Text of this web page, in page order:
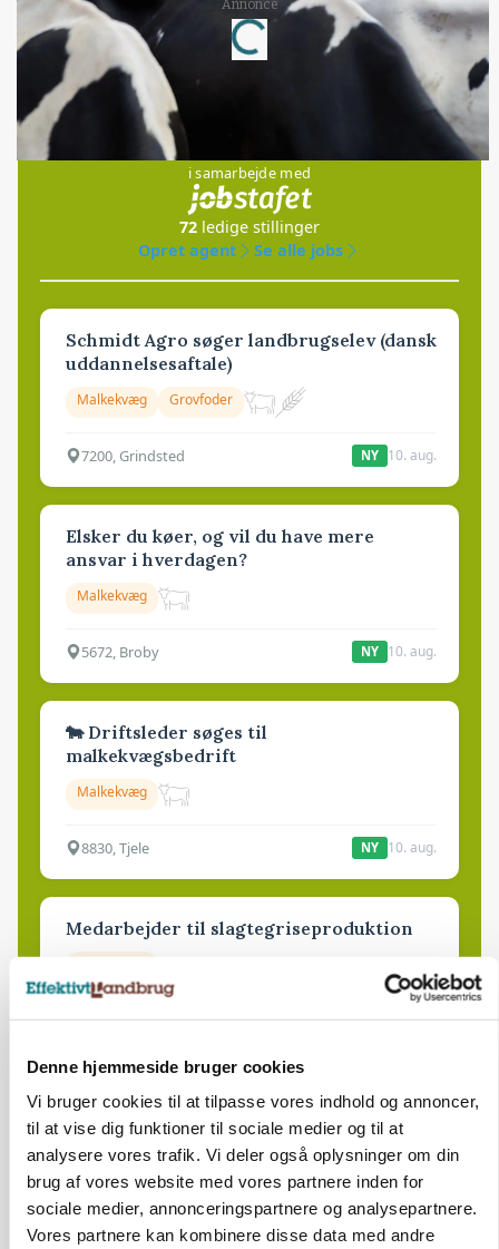
Denne hjemmeside bruger cookies
Vi bruger cookies til at tilpasse vores indhold og annoncer,
til at vise dig funktioner til sociale medier og til at
analysere vores trafik. Vi deler også oplysninger om din
brug af vores website med vores partnere inden for
sociale medier, annonceringspartnere og analysepartnere.
Vores partnere kan kombinere disse data med andre
Annonce
Loading...
i samarbejde med
72 ledige stillinger
Opret agent
Se alle jobs
Schmidt Agro søger landbrugselev (dansk
uddannelsesaftale)
Malkekvæg Grovfoder
7200, Grindsted NY 10. aug.
Elsker du køer, og vil du have mere
ansvar i hverdagen?
Malkekvæg
5672, Broby NY 10. aug.
🐄 Driftsleder søges til
malkekvægsbedrift
Malkekvæg
8830, Tjele NY 10. aug.
Medarbejder til slagtegriseproduktion
Afdelingsansvarlig for klimastald
Klimastald
6100, Haderslev NY 10. aug.